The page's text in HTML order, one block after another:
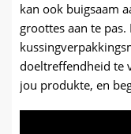
kan ook buigsaam
groottes aan te pas.
doeltreffendheid te
jou produkte, en